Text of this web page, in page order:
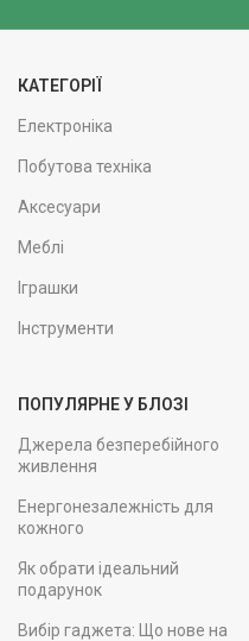
КАТЕГОРІЇ
Електроніка
Побутова техніка
Аксесуари
Меблі
Іграшки
Інструменти
ПОПУЛЯРНЕ У БЛОЗІ
Джерела безперебійного
живлення
Енергонезалежність для
кожного
Як обрати ідеальний
подарунок
Вибір гаджета: Що нове на